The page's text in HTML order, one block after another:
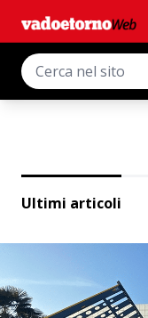
Ultimi articoli